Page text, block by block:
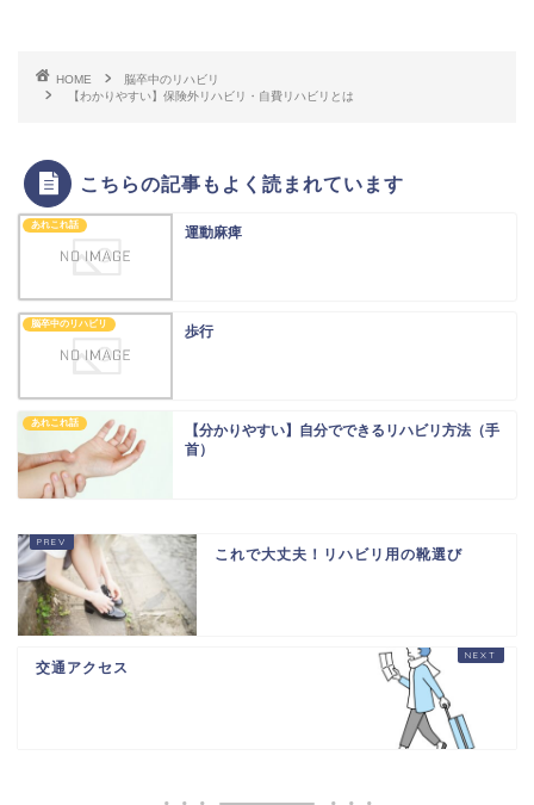
HOME
脳卒中のリハビリ
【わかりやすい】保険外リハビリ・自費リハビリとは
こちらの記事もよく読まれています
あれこれ話 運動麻痺
脳卒中のリハビリ 歩行
あれこれ話
【分かりやすい】自分でできるリハビリ方法（手
首）
これで大丈夫！リハビリ用の靴選び
交通アクセス